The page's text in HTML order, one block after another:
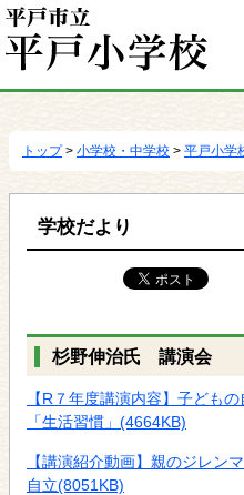
本
文
へ
トップ> 小学校・中学校 > 平戸小学
学校だより
杉野伸治氏 講演会
【R７年度講演内容】子ども
「生活習慣」 (4664KB)
【講演紹介動画】親のジレン
自立(8051KB)